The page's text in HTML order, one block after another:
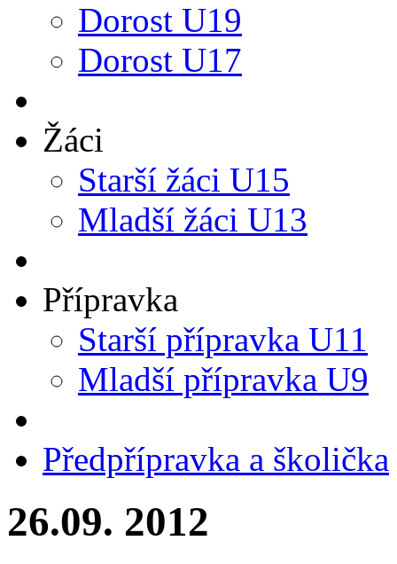
Dorost U19
Dorost U17
Žáci
Starší žáci U15
Mladší žáci U13
Přípravka
Starší přípravka U11
Mladší přípravka U9
Předpřípravka a školička
26.09. 2012